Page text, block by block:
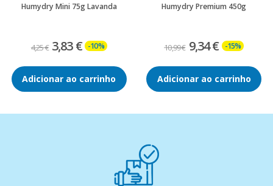
Humydry Mini 75g Lavanda
4,25 € 3,83 € -10%
Adicionar ao carrinho
Humydry Premium 450g
10,99 € 9,34 € -15%
Adicionar ao carrinho